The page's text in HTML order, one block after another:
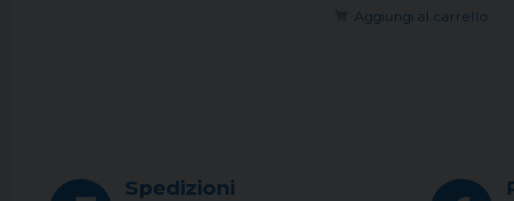
Aggiungi al carrello
Spedizioni